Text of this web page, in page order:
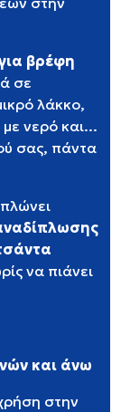
βρέφη
σε
λάκκο,
νερό και...
σας, πάντα
να πιάνει
και άνω
στην